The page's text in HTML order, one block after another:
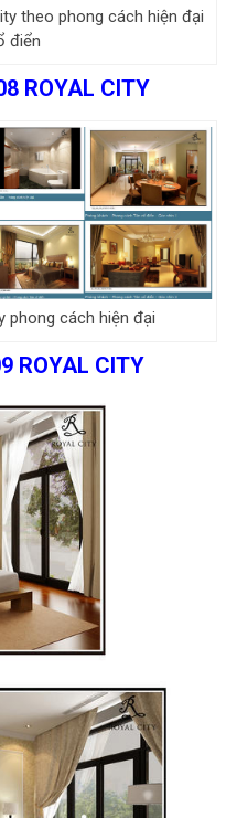
theo phong cách hiện đại
điển
ROYAL CITY
phong cách hiện đại
ROYAL CITY